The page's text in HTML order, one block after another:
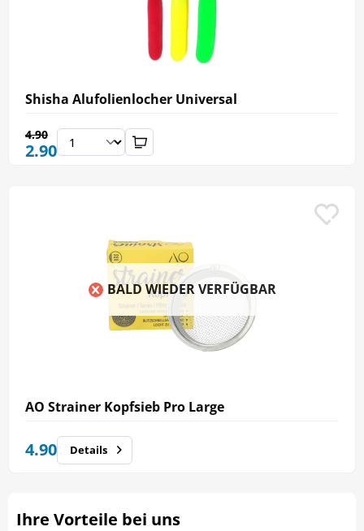
Shisha Alufolienlocher Universal
2.90
4.90
BALD WIEDER VERFÜGBAR
AO Strainer Kopfsieb Pro Large
4.90 Details
Ihre Vorteile bei uns